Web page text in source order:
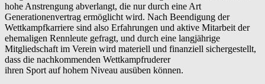
hohe Anstrengung abverlangt, die nur durch eine Art
Generationenvertrag ermöglicht wird. Nach Beendigung der
Wettkampfkarriere sind also Erfahrungen und aktive Mitarbeit der
ehemaligen Rennleute gefragt, und durch eine langjährige
Mitgliedschaft im Verein wird materiell und finanziell sichergestellt,
dass die nachkommenden Wettkampfruderer
ihren Sport auf hohem Niveau ausüben können.